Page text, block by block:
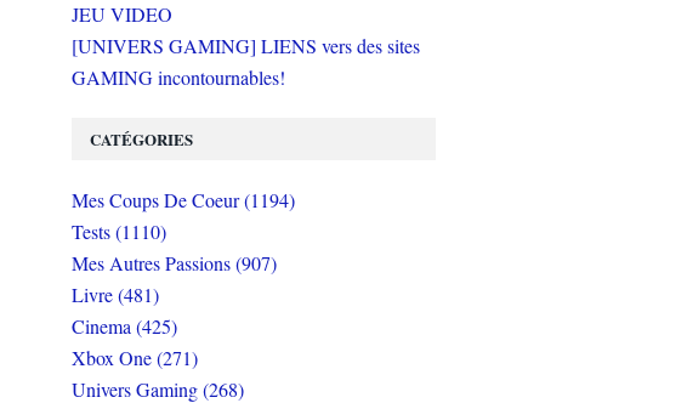
JEU VIDEO
[UNIVERS GAMING] LIENS vers des sites
GAMING incontournables!
CATÉGORIES
Mes Coups De Coeur (1194)
Tests (1110)
Mes Autres Passions (907)
Livre (481)
Cinema (425)
Xbox One (271)
Univers Gaming (268)